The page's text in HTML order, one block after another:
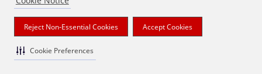
Reject Non-Essential Cookies Accept Cookies
Cookie Preferences